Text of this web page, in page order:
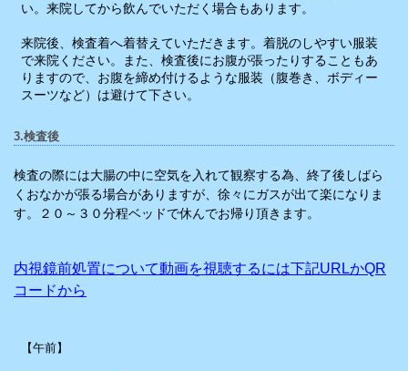
い。来院してから飲んでいただく場合もあります。
来院後、検査着へ着替えていただきます。着脱のしやすい服装
で来院ください。また、検査後にお腹が張ったりすることもあ
りますので、お腹を締め付けるような服装（腹巻き、ボディー
スーツなど）は避けて下さい。
3.検査後
検査の際には大腸の中に空気を入れて観察する為、終了後しばら
くおなかが張る場合がありますが、徐々にガスが出て楽になりま
す。
２０～３０分程ベッドで休んでお帰り頂きます。
内視鏡前処置について動画を視聴するには下記URLかQR
コードから
【午前】